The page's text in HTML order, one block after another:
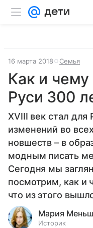
16 марта 2018 Семья
Как и чему
Руси 300
XVIII век стал
изменений во
новшеств – в
модным писать
Сегодня мы
посмотрим, как и
что из этого
Мария
Историк